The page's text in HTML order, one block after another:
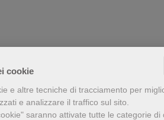
cookie
e altre tecniche di tracciamento per
e analizzare il traffico sul sito.
saranno attivate tutte le categorie di